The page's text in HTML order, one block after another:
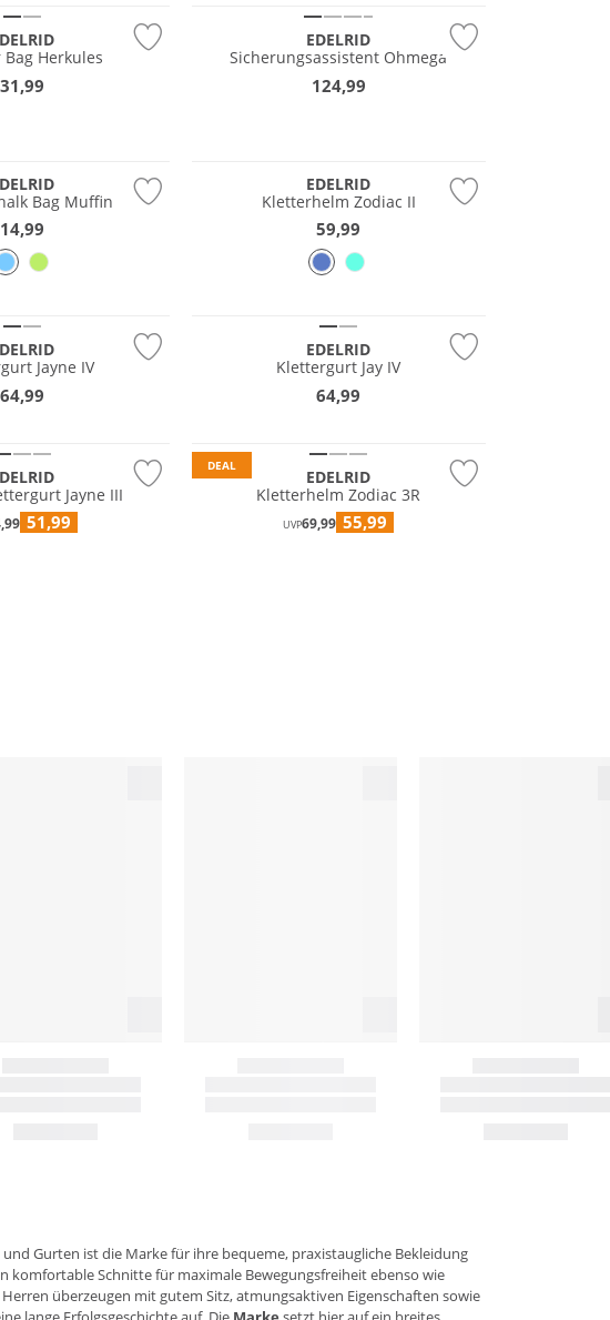
Herkules
31,99
EDELRID
Sicherungsassistent Ohmega
124,99
Bag Muffin
14,99
EDELRID
Kletterhelm Zodiac II
59,99
Jayne IV
64,99
EDELRID
Klettergurt Jay IV
64,99
Jayne III
51,99
DEAL
EDELRID
Kletterhelm Zodiac 3R
UVP69,99 55,99
Gurten ist die Marke für ihre bequeme, praxistaugliche Bekleidung
Schnitte für maximale Bewegungsfreiheit ebenso wie
überzeugen mit gutem Sitz, atmungsaktiven Eigenschaften sowie